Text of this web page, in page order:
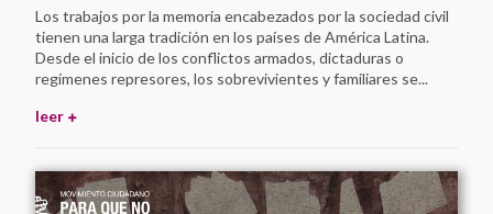
Los trabajos por la memoria encabezados por la sociedad civil
tienen una larga tradición en los países de América Latina.
Desde el inicio de los conflictos armados, dictaduras o
regímenes represores, los sobrevivientes y familiares se...
leer